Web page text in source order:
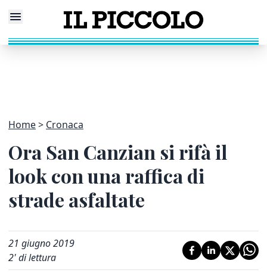
Home Cronaca
Ora San Canzian si rifà il
look con una raffica di
strade asfaltate
21 giugno 2019
2' di lettura